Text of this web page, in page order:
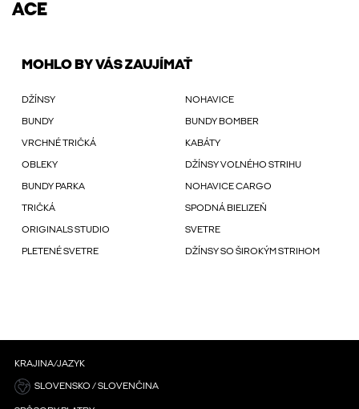
ACE
MOHLO BY VÁS ZAUJÍMAŤ
DŽÍNSY NOHAVICE
BUNDY BUNDY BOMBER
VRCHNÉ TRIČKÁ KABÁTY
OBLEKY DŽÍNSY VOĽNÉHO STRIHU
BUNDY PARKA NOHAVICE CARGO
TRIČKÁ SPODNÁ BIELIZEŇ
ORIGINALS STUDIO SVETRE
PLETENÉ SVETRE DŽÍNSY SO ŠIROKÝM STRIHOM
KRAJINA/JAZYK
SLOVENSKO / SLOVENČINA